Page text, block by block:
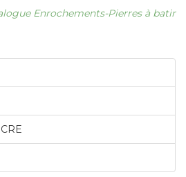
Enrochements-Pierres à batir